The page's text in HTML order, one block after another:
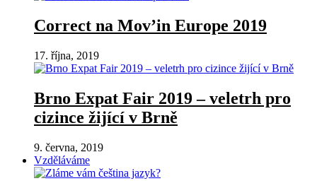
Correct na Mov’in Europe 2019
17. října, 2019
Brno Expat Fair 2019 – veletrh pro
cizince žijící v Brně
9. června, 2019
Vzděláváme